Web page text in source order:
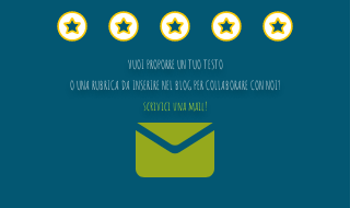
VUOI PROPORRE UN TUO TESTO
O UNA RUBRICA DA INSERIRE NEL BLOG PER COLLABORARE CON NOI?
scrivici una mail!